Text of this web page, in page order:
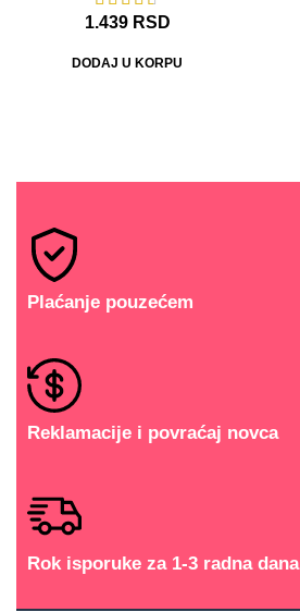
1.439 RSD
DODAJ U KORPU
Plaćanje pouzećem
Reklamacije i povraćaj novca
Rok isporuke za 1-3 radna dana